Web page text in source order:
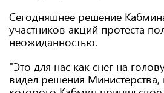
Сегодняшнее решение
участников акций протеста
неожиданностью.
"Это для нас как снег на
видел решения Министерства,